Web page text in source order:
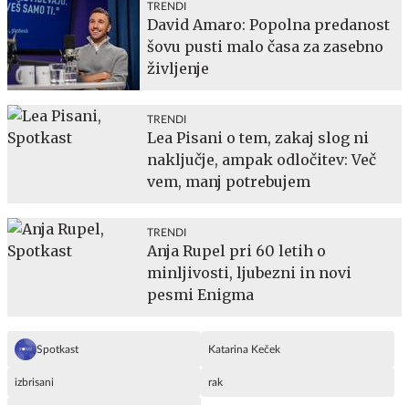
TRENDI
David Amaro: Popolna predanost
šovu pusti malo časa za zasebno
življenje
TRENDI
Lea Pisani o tem, zakaj slog ni
naključje, ampak odločitev: Več
vem, manj potrebujem
TRENDI
Anja Rupel pri 60 letih o
minljivosti, ljubezni in novi
pesmi Enigma
Spotkast Katarina Keček
izbrisani rak